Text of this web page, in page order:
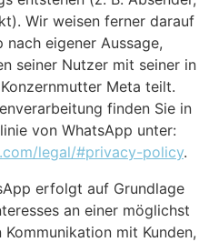
Wir weisen ferner darauf
nach eigener Aussage,
seiner Nutzer mit seiner in
Meta teilt.
finden Sie in
von WhatsApp unter:
legal/#privacy-policy.
erfolgt auf Grundlage
an einer möglichst
mit Kunden,